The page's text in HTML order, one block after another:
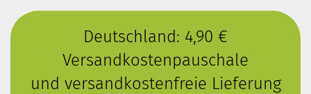
Deutschland: 4,90 €
Versandkostenpauschale
und versandkostenfreie Lieferung